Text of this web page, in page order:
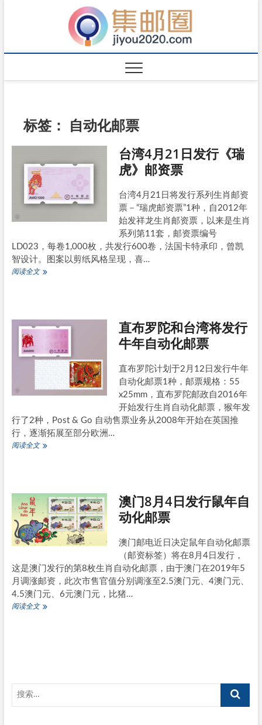
标签： 自动化邮票
台湾4月21日发行《瑞
虎》邮资票
台湾4月21日将发行系列生肖邮资
票－“瑞虎邮资票”1种，自2012年
始发祥龙生肖邮资票，以来是生肖
系列第11套，邮资票编号
LD023，每卷1,000枚，共发行600卷，法国卡特承印，曾凯
智设计。图案以剪纸风格呈现，喜…
阅读全文台
《瑞
票
直布罗陀和台湾将发行
牛年自动化邮票
直布罗陀计划于2月12日发行牛年
自动化邮票1种，邮票规格：55
x25mm，直布罗陀邮政自2016年
开始发行生肖自动化邮票，猴年发
行了2种，Post & Go 自动售票业务从2008年开始在英国推
行，逐渐拓展至部分欧洲…
阅读全文直
湾
将
发
行
自
动
化
邮
澳门8月4日发行鼠年自
动化邮票
澳门邮电近日决定鼠年自动化邮票
（邮资标签）将在8月4日发行，
这是澳门发行的第8枚生肖自动化邮票，由于澳门在2019年5
月调涨邮资，此次市售官值分别调涨至2.5澳门元、4澳门元、
4.5澳门元、6元澳门元，比猪…
阅读全文澳